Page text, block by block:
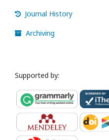
Journal History
Archiving
Supported by: